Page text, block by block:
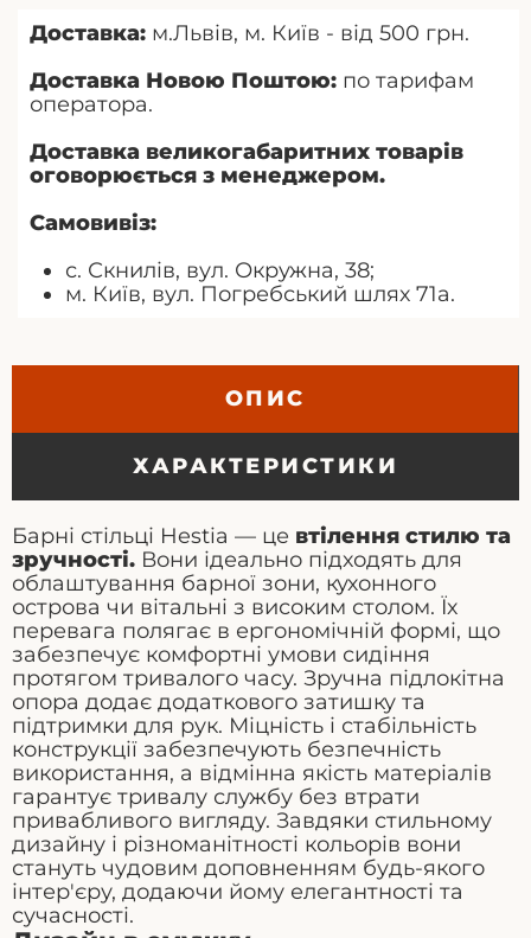
Доставка: м.Львів, м. Київ - від 500 грн.
Доставка Новою Поштою: по тарифам
оператора.
Доставка великогабаритних товарів
оговорюється з менеджером.
Самовивіз:
с. Скнилів, вул. Окружна, 38;
м. Київ, вул. Погребський шлях 71а.
ОПИС
ХАРАКТЕРИСТИКИ
Барні стільці Hestia — це втілення стилю та
зручності. Вони ідеально підходять для
облаштування барної зони, кухонного
острова чи вітальні з високим столом. Їх
перевага полягає в ергономічній формі, що
забезпечує комфортні умови сидіння
протягом тривалого часу. Зручна підлокітна
опора додає додаткового затишку та
підтримки для рук. Міцність і стабільність
конструкції забезпечують безпечність
використання, а відмінна якість матеріалів
гарантує тривалу службу без втрати
привабливого вигляду. Завдяки стильному
дизайну і різноманітності кольорів вони
стануть чудовим доповненням будь-якого
інтер'єру, додаючи йому елегантності та
сучасності.